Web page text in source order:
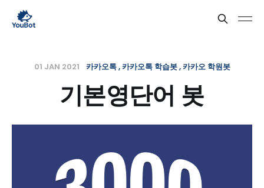
01 JAN 2021 카카오톡 카카오톡 학습봇 카카오 학원봇
기본영단어 봇